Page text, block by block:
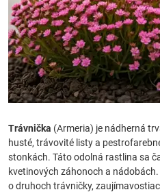
Trávnička (Armeria) je nádherná
husté, trávovité listy a
stonkách. Táto odolná rastlina sa
kvetinových záhonoch a
o druhoch trávničky,